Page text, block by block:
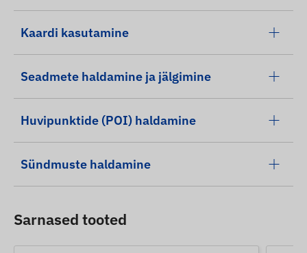
Kaardi kasutamine
Seadmete haldamine ja jälgimine
Huvipunktide (POI) haldamine
Sündmuste haldamine
Sarnased tooted